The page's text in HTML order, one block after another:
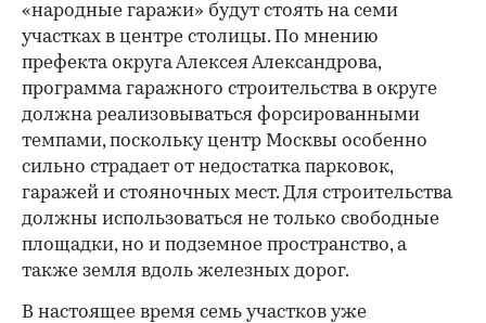
«народные гаражи» будут стоять на семи
участках в центре столицы. По мнению
префекта округа Алексея Александрова,
программа гаражного строительства в округе
должна реализовываться форсированными
темпами, поскольку центр Москвы особенно
сильно страдает от недостатка парковок,
гаражей и стояночных мест. Для строительства
должны использоваться не только свободные
площадки, но и подземное пространство, а
также земля вдоль железных дорог.
В настоящее время семь участков уже